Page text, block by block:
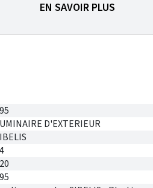
EN SAVOIR PLUS
D'EXTERIEUR